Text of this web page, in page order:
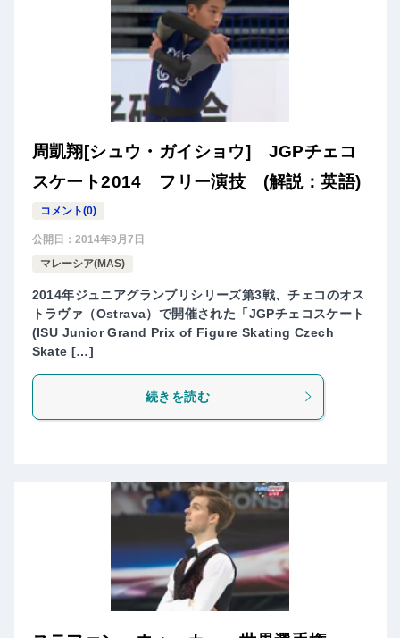
周凱翔[シュウ・ガイショウ] JGPチェコ
スケート2014 フリー演技 (解説：英語)
コメント(0)
公開日： 2014年9月7日
マレーシア(MAS)
2014年ジュニアグランプリシリーズ第3戦、チェコのオス
トラヴァ（Ostrava）で開催された「JGPチェコスケート
(ISU Junior Grand Prix of Figure Skating Czech
Skate […]
続きを読む